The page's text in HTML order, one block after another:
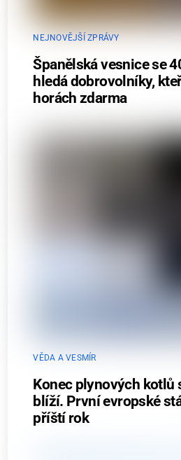
NEJNOVĚJŠÍ ZPRÁVY
Španělská vesnice se
hledá dobrovolníky,
horách zdarma
VĚDA A VESMÍR
Konec plynových kotlů
blíží. První evropské
příští rok